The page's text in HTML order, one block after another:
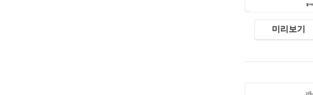
미리보기